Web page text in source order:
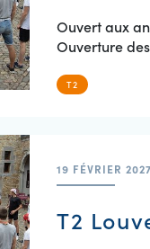
Ouvert aux
Ouverture
T2
19 FÉVRIER
T2